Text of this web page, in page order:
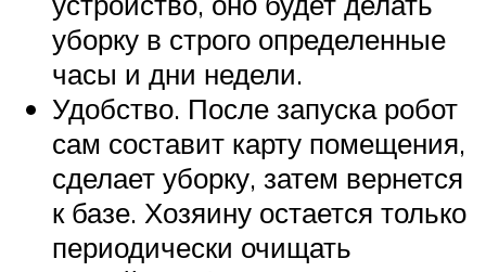
уборку в строго определенные
часы и дни недели.
Удобство. После запуска робот
сам составит карту помещения,
сделает уборку, затем вернется
к базе. Хозяину остается только
периодически очищать